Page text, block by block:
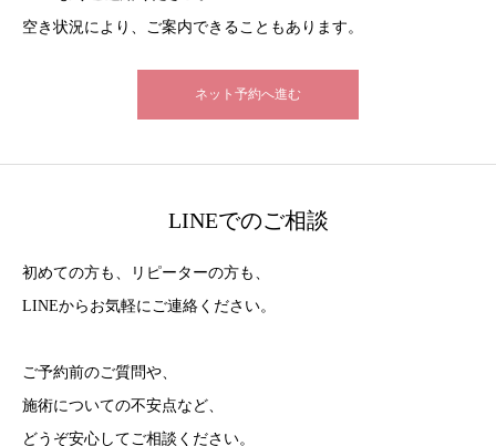
空き状況により、ご案内できることもあります。
ネット予約へ進む
LINEでのご相談
初めての方も、リピーターの方も、
LINEからお気軽にご連絡ください。
ご予約前のご質問や、
施術についての不安点など、
どうぞ安心してご相談ください。